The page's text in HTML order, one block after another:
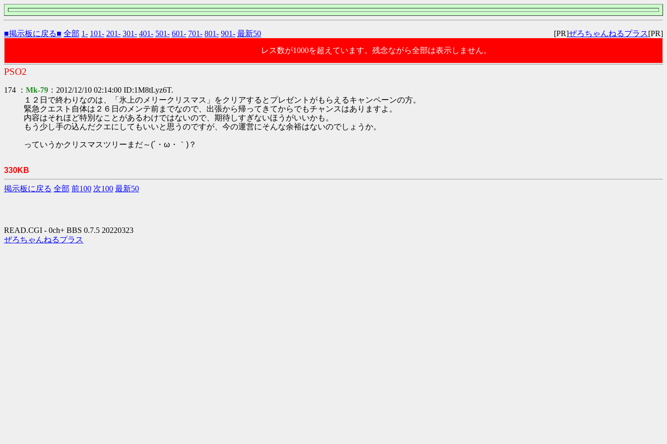
■掲示板に戻る■ 全部 1- 101- 201- 301- 401- 501- 601- 701- 801- 901- 最新50 [PR]ぜろちゃんねるプラス[PR]
レス数が1000を超えています。残念ながら全部は表示しません。
PSO2
174 ： Mk-79 ：2012/12/10 02:14:00 ID:1M8tLyz6T.
１２日で終わりなのは、「氷上のメリークリスマス」をクリアするとプレゼントがもらえるキャンペーンの方。
緊急クエスト自体は２６日のメンテ前までなので、出張から帰ってきてからでもチャンスはありますよ。
内容はそれほど特別なことがあるわけではないので、期待しすぎないほうがいいかも。
もう少し手の込んだクエにしてもいいと思うのですが、今の運営にそんな余裕はないのでしょうか。
っていうかクリスマスツリーまだ～(´・ω・｀)？
330KB
掲示板に戻る 全部 前100 次100 最新50
READ.CGI - 0ch+ BBS 0.7.5 20220323
ぜろちゃんねるプラス